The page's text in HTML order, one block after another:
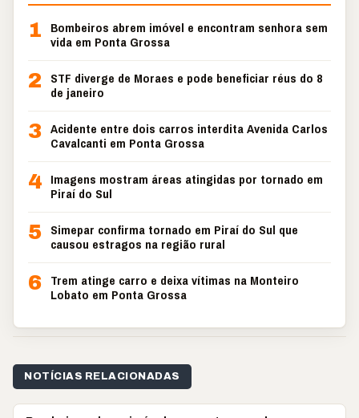
1
Bombeiros abrem imóvel e encontram senhora sem
vida em Ponta Grossa
2
STF diverge de Moraes e pode beneficiar réus do 8
de janeiro
3 Acidente entre dois carros interdita Avenida Carlos
Cavalcanti em Ponta Grossa
4 Imagens mostram áreas atingidas por tornado em
Piraí do Sul
5 Simepar confirma tornado em Piraí do Sul que
causou estragos na região rural
6 Trem atinge carro e deixa vítimas na Monteiro
Lobato em Ponta Grossa
NOTÍCIAS RELACIONADAS